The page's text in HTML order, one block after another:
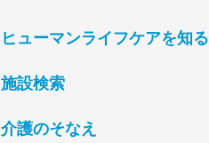
ヒューマンライフケアを知る
施設検索
介護のそなえ